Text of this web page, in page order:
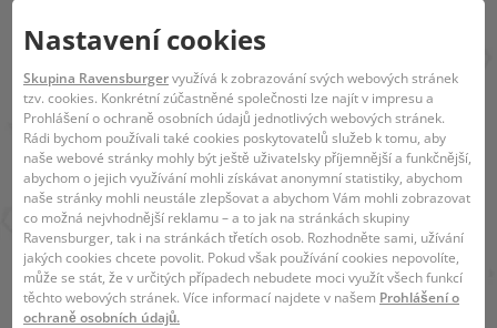
Super Mario, kniha výzev s 40 výzvami od
EAN:4005556765713
Kolekce : Super Mario
Upozornění. Nevhodné pro děti mladší 36
měsíců. Malé části. Nebezpečí zalknutí.
Nastavení cookies
Skupina Ravensburgervyužívá k zobrazování svých webových stránek
tzv. cookies. Konkrétní zúčastněné společnosti lze najít v impresu a
Prohlášení o ochraně osobních údajů jednotlivých webových stránek.
Rádi bychom používali také cookies poskytovatelů služeb k tomu, aby
naše webové stránky mohly být ještě uživatelsky příjemnější a funkčnější,
abychom o jejich využívání mohli získávat anonymní statistiky, abychom
naše stránky mohli neustále zlepšovat a abychom Vám mohli zobrazovat
co možná nejvhodnější reklamu – a to jak na stránkách skupiny
Ravensburger, tak i na stránkách třetích osob. Rozhodněte sami, užívání
jakých cookies chcete povolit. Pokud však používání cookies nepovolíte,
může se stát, že v určitých případech nebudete moci využít všech funkcí
těchto webových stránek. Více informací najdete v našem Prohlášení o
ochraně osobních údajů.